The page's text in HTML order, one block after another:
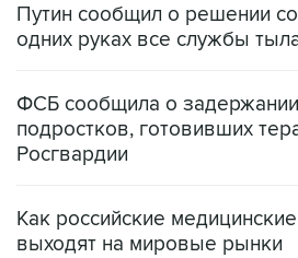
Путин сообщил о решении
одних руках все службы
ФСБ сообщила о
подростков, готовивших
Росгвардии
Как российские
выходят на мировые рынки